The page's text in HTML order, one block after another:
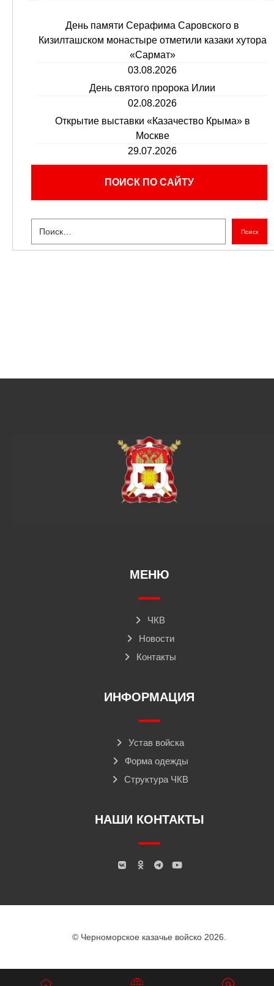
День памяти Серафима Саровского в
Кизилташском монастыре отметили казаки хутора
«Сармат»
03.08.2026
День святого пророка Илии
02.08.2026
Открытие выставки «Казачество Крыма» в
Москве
29.07.2026
ПОИСК ПО САЙТУ
Поиск
МЕНЮ
ЧКВ
Новости
Контакты
ИНФОРМАЦИЯ
Устав войска
Форма одежды
Структура ЧКВ
НАШИ КОНТАКТЫ
© Черноморское казачье войско 2026.